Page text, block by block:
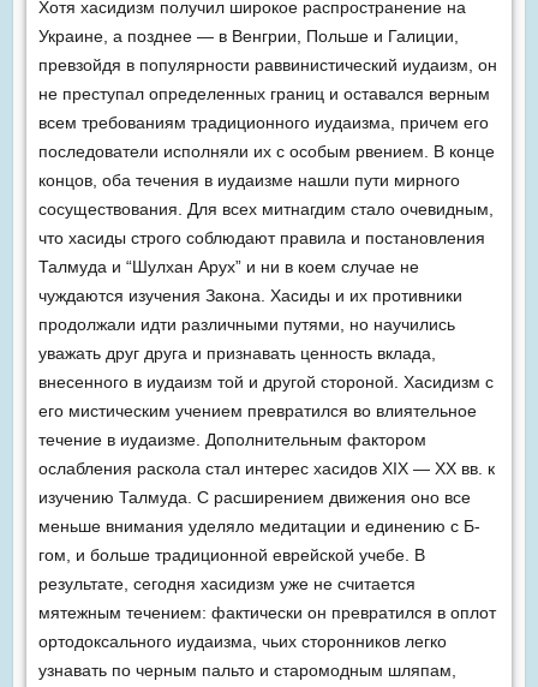
Хотя хасидизм получил широкое распространение на
Украине, а позднее — в Венгрии, Польше и Галиции,
превзойдя в популярности раввинистический иудаизм, он
не преступал определенных границ и оставался верным
всем требованиям традиционного иудаизма, причем его
последователи исполняли их с особым рвением. В конце
концов, оба течения в иудаизме нашли пути мирного
сосуществования. Для всех митнагдим стало очевидным,
что хасиды строго соблюдают правила и постановления
Талмуда и “Шулхан Арух” и ни в коем случае не
чуждаются изучения Закона. Хасиды и их противники
продолжали идти различными путями, но научились
уважать друг друга и признавать ценность вклада,
внесенного в иудаизм той и другой стороной. Хасидизм с
его мистическим учением превратился во влиятельное
течение в иудаизме. Дополнительным фактором
ослабления раскола стал интерес хаси­дов XIX — XX вв. к
изучению Талмуда. С расширением движения оно все
меньше внимания уделяло медитации и единению с Б-
гом, и боль­ше традиционной еврейской учебе. В
результате, сегодня хасидизм уже не считается
мятежным течением: фактически он превратился в оплот
ортодоксального иудаизма, чьих сторонников легко
узнавать по черным пальто и старомодным шляпам,